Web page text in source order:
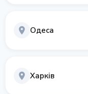
Одеса
Харків